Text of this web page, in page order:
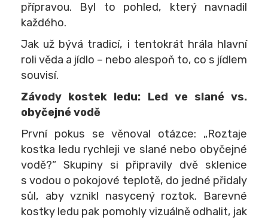
přípravou. Byl to pohled, který navnadil
každého.
Jak už bývá tradicí, i tentokrát hrála hlavní
roli věda a jídlo – nebo alespoň to, co s jídlem
souvisí.
Závody kostek ledu: Led ve slané vs.
obyčejné vodě
První pokus se věnoval otázce: „Roztaje
kostka ledu rychleji ve slané nebo obyčejné
vodě?“ Skupiny si připravily dvě sklenice
s vodou o pokojové teplotě, do jedné přidaly
sůl, aby vznikl nasycený roztok. Barevné
kostky ledu pak pomohly vizuálně odhalit, jak